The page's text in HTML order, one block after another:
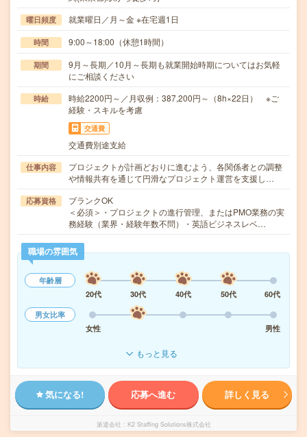
曜日頻度 就業曜日／月～金 ※在宅週1日
時間 9:00～18:00（休憩1時間）
期間
9月～長期／10月～長期も就業開始時期についてはお気軽
にご相談ください
時給
時給2200円～／月収例：387,200円～（8h×22日） ※ご
経験・スキルを考慮
交通費
交通費別途支給
仕事内容
プロジェクトが計画どおりに進むよう、各関係者との調整
や情報共有を通じて円滑なプロジェクト運営を支援し…
応募資格
ブランクOK
＜必須＞・プロジェクトの進行管理、またはPMO業務の実
務経験（業界・経験年数不問）・英語ビジネスレベ…
職場の雰囲気
年齢層
20代
30代 40代 50代
60代
男女比率
女性
男性
もっと見る
気になる! 応募へ進む 詳しく見る
派遣会社 K2 Staffing Solutions株式会社